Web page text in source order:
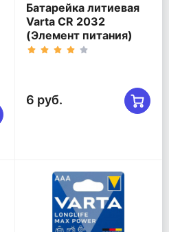
Батарейка литиевая
Varta CR 2032
(Элемент питания)
6 руб.